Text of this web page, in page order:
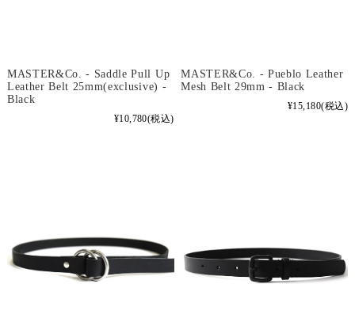
MASTER&Co. - Saddle Pull Up
Leather Belt 25mm(exclusive) -
Black
¥10,780(税込)
MASTER&Co. - Pueblo Leather
Mesh Belt 29mm - Black
¥15,180(税込)